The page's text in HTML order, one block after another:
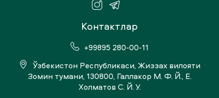
Kонтактлар
+99895 280-00-11
Ўзбекистон Республикаси, Жиззах вилояти
Зомин тумани, 130800, Галлакор М. Ф. Й., Е.
Холматов С. Й. У.